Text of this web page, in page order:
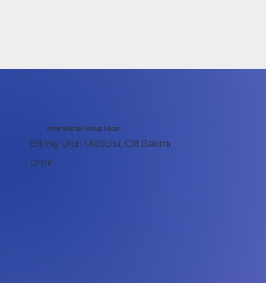
International Group Nacar
Bitmiş Ürün Üreticisi, Cilt Bakımı
İzmir